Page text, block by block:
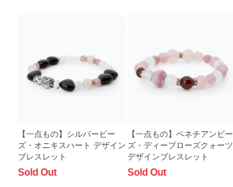
【一点もの】シルバービー
ズ・オニキスハート デザイン
ブレスレット
Sold Out
【一点もの】ベネチアンビー
ズ・ディープローズクォーツ
デザインブレスレット
Sold Out